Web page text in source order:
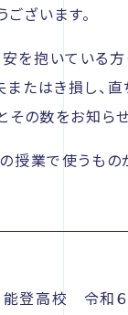
ざいます。
を抱いている方
たはき損し、
の数をお知らせ
授業で使うも
能登高校 令和